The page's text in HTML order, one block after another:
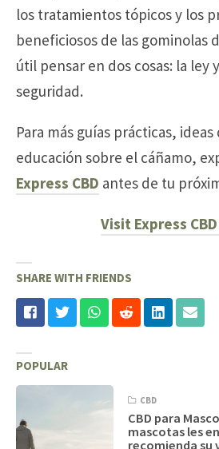
los tratamientos tópicos y los
beneficiosos de las gominolas
útil pensar en dos cosas: la ley
seguridad.
Para más guías prácticas,
educación sobre el cáñamo,
Express CBD antes de tu
Visit Express
SHARE WITH FRIENDS
POPULAR
CBD
CBD para
mascotas les
recomienda su